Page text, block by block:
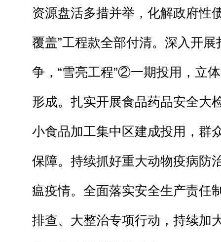
资源盘活多措并举，化解政府性
覆盖”工程款全部付清。深入开
争，“雪亮工程”②一期投用，立
形成。扎实开展食品药品安全大
小食品加工集中区建成投用，群
保障。持续抓好重大动物疫病防
瘟疫情。全面落实安全生产责任
排查、大整治专项行动，持续加